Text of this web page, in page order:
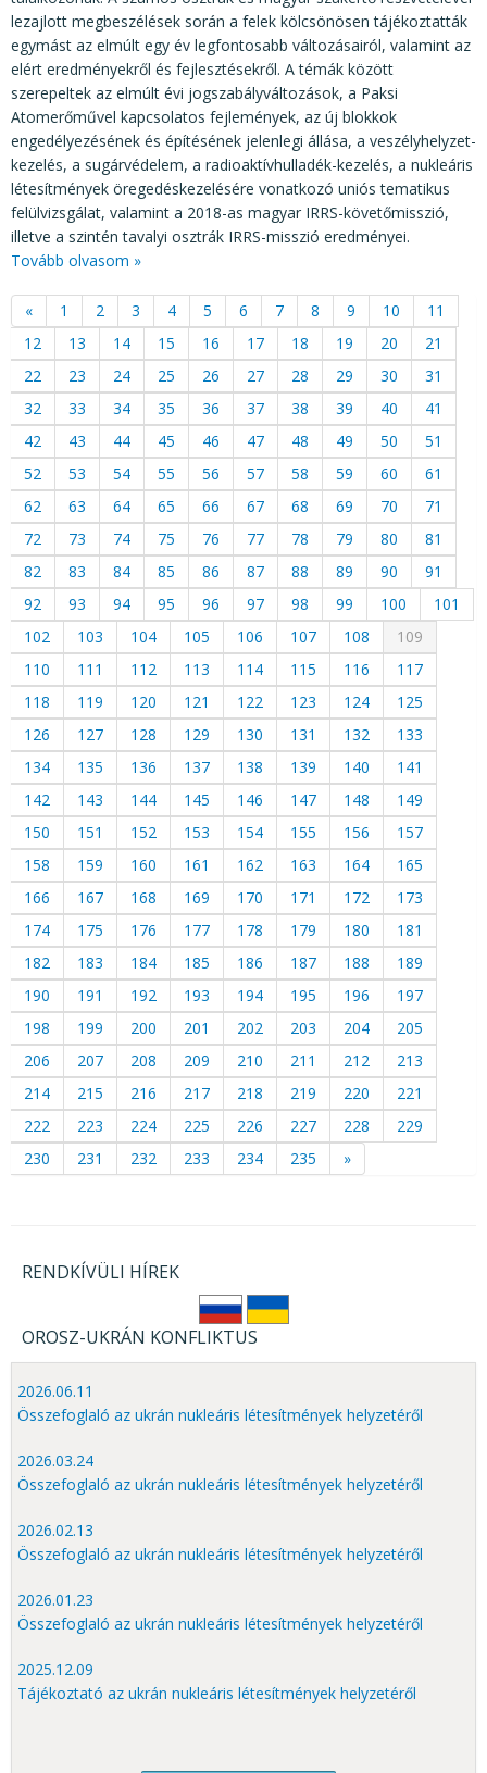
lezajlott megbeszélések során a felek kölcsönösen tájékoztatták
egymást az elmúlt egy év legfontosabb változásairól, valamint az
elért eredményekről és fejlesztésekről. A témák között
szerepeltek az elmúlt évi jogszabályváltozások, a Paksi
Atomerőművel kapcsolatos fejlemények, az új blokkok
engedélyezésének és építésének jelenlegi állása, a veszélyhelyzet-
kezelés, a sugárvédelem, a radioaktívhulladék-kezelés, a nukleáris
létesítmények öregedéskezelésére vonatkozó uniós tematikus
felülvizsgálat, valamint a 2018-as magyar IRRS-követőmisszió,
illetve a szintén tavalyi osztrák IRRS-misszió eredményei.
Tovább olvasom »
« 1 2 3 4 5 6 7 8 9 10
11
12
13 14 15 16 17 18 19 20
21
22
23 24 25 26 27 28 29 30
31
32
33 34 35 36 37 38 39 40
41
42
43 44 45 46 47 48 49 50
51
52
53 54 55 56 57 58 59 60
61
62
63 64 65 66 67 68 69 70
71
72
73 74 75 76 77 78 79 80
81
82
83 84 85 86 87 88 89 90
91
92
93 94 95 96 97 98 99 100
101
102
103 104 105 106 107 108
109
110
111 112 113 114 115 116
117
118
119 120 121 122 123 124
125
126
127 128 129 130 131 132
133
134
135 136 137 138 139 140
141
142
143 144 145 146 147 148
149
150
151 152 153 154 155 156
157
158
159 160 161 162 163 164
165
166
167 168 169 170 171 172
173
174
175 176 177 178 179 180
181
182
183 184 185 186 187 188
189
190
191 192 193 194 195 196
197
198
199 200 201 202 203 204
205
206
207 208 209 210 211 212
213
214
215 216 217 218 219 220
221
222
223 224 225 226 227 228
229
230
231 232 233 234 235 »
RENDKÍVÜLI HÍREK
OROSZ-UKRÁN KONFLIKTUS
2026.06.11
Összefoglaló az ukrán nukleáris létesítmények helyzetéről
2026.03.24
Összefoglaló az ukrán nukleáris létesítmények helyzetéről
2026.02.13
Összefoglaló az ukrán nukleáris létesítmények helyzetéről
2026.01.23
Összefoglaló az ukrán nukleáris létesítmények helyzetéről
2025.12.09
Tájékoztató az ukrán nukleáris létesítmények helyzetéről